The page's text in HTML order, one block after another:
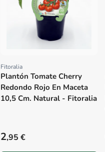
Proveedor:
Fitoralia
Plantón Tomate Cherry
Redondo Rojo En Maceta
10,5 Cm. Natural - Fitoralia
Precio habitual
2,95 €